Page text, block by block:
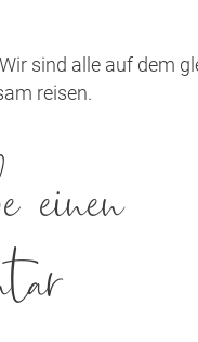
sind alle auf dem
reisen.
einen